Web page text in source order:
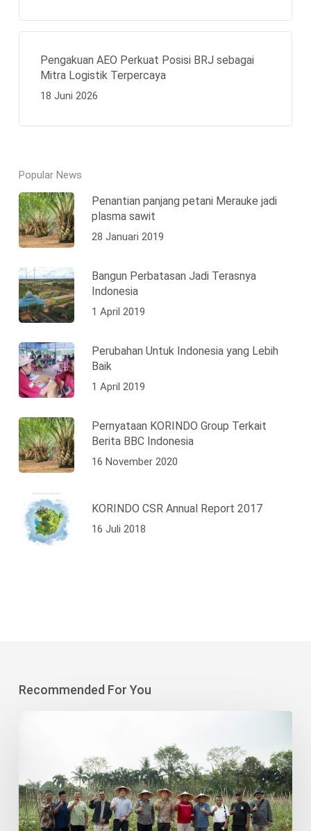
Pengakuan AEO Perkuat Posisi BRJ sebagai
Mitra Logistik Terpercaya
18 Juni 2026
Popular News
Penantian panjang petani Merauke jadi
plasma sawit
28 Januari 2019
Bangun Perbatasan Jadi Terasnya
Indonesia
1 April 2019
Perubahan Untuk Indonesia yang Lebih
Baik
1 April 2019
Pernyataan KORINDO Group Terkait
Berita BBC Indonesia
16 November 2020
KORINDO CSR Annual Report 2017
16 Juli 2018
Recommended For You
Desa
Sodong
Tanam